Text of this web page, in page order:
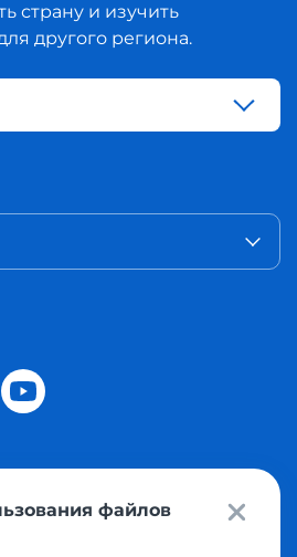
страну и изучить
другого региона.
доставка покупок с интернет
Все права защищены
файлов